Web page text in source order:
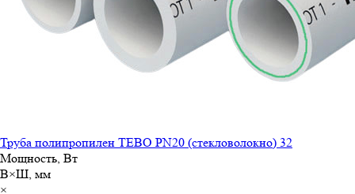
Труба полипропилен TEBO PN20 (стекловолокно) 32
Мощность, Вт
В×Ш, мм
×